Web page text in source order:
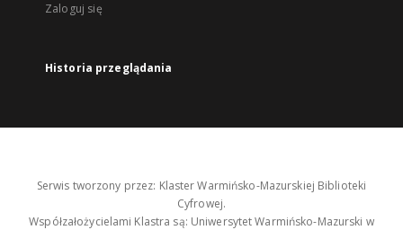
Zaloguj się
Historia przeglądania
Serwis tworzony przez: Klaster Warmińsko-Mazurskiej Biblioteki
Cyfrowej.
Współzałożycielami Klastra są: Uniwersytet Warmińsko-Mazurski w